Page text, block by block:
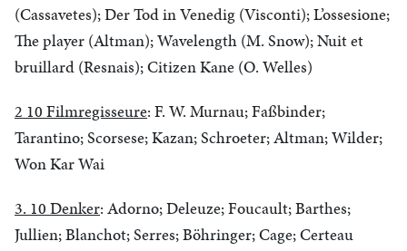
(Cassavetes); Der Tod in Venedig (Visconti); L’ossesione;
The player (Altman); Wavelength (M. Snow); Nuit et
bruillard (Resnais); Citizen Kane (O. Welles)
2 10 Filmregisseure: F. W. Murnau; Faßbinder;
Tarantino; Scorsese; Kazan; Schroeter; Altman; Wilder;
Won Kar Wai
3. 10 Denker: Adorno; Deleuze; Foucault; Barthes;
Jullien; Blanchot; Serres; Böhringer; Cage; Certeau